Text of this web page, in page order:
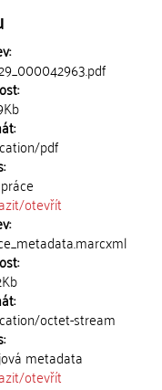
pdf
otevřít
octet-stream
metadata
otevřít